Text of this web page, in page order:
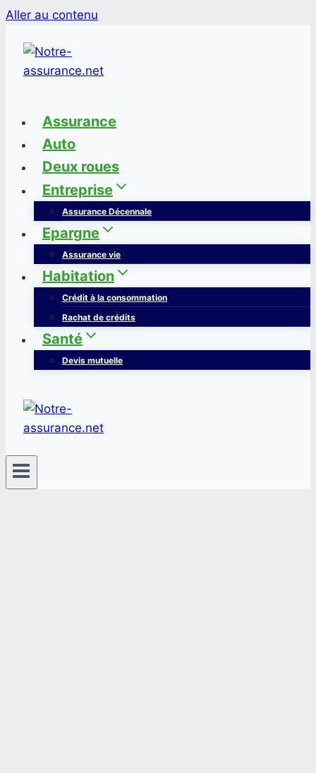
Aller au contenu
Assurance
Auto
Deux roues
Entreprise
Assurance Décennale
Epargne
Assurance vie
Habitation
Crédit à la consommation
Rachat de crédits
Santé
Devis mutuelle